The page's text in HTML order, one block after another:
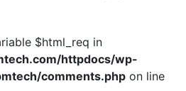
$html_req in
httpdocs/wp-
comments.php on line